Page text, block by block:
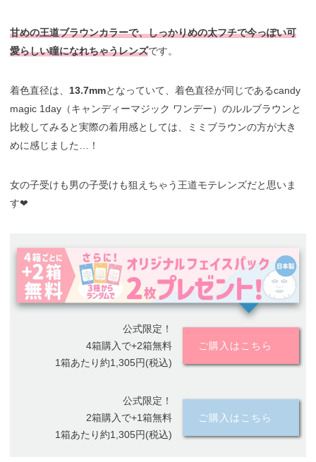
甘めの王道ブラウンカラーで、しっかりめの太フチで今っぽい可
愛らしい瞳になれちゃうレンズです。
着色直径は、 13.7mmとなっていて、着色直径が同じであるcandy
magic 1day（キャンディーマジック ワンデー）のルルブラウンと
比較してみると実際の着用感としては、ミミブラウンの方が大き
めに感じました…！
女の子受けも男の子受けも狙えちゃう王道モテレンズだと思いま
す❤︎
公式限定！
4箱購入で+2箱無料
1箱あたり約1,305円(税込)
ご購入はこちら
公式限定！
2箱購入で+1箱無料
1箱あたり約1,305円(税込)
ご購入はこちら